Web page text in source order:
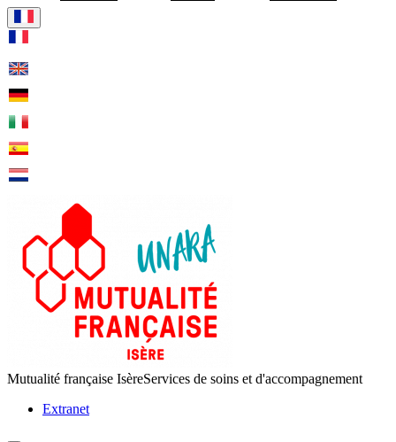
Mutualité française IsèreServices de soins et d'accompagnement
Extranet